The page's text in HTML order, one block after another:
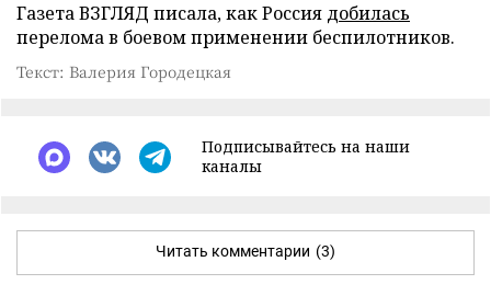
Газета ВЗГЛЯД писала, как Россия добилась
перелома в боевом применении беспилотников.
Текст: Валерия Городецкая
Подписывайтесь на наши
каналы
Читать комментарии (3)